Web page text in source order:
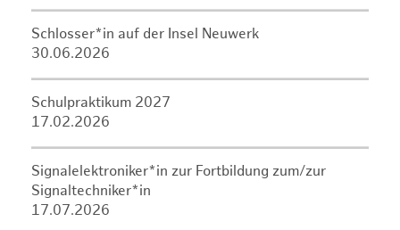
Schlosser*in auf der Insel Neuwerk
30.06.2026
Schulpraktikum 2027
17.02.2026
Signalelektroniker*in zur Fortbildung zum/zur
Signaltechniker*in
17.07.2026